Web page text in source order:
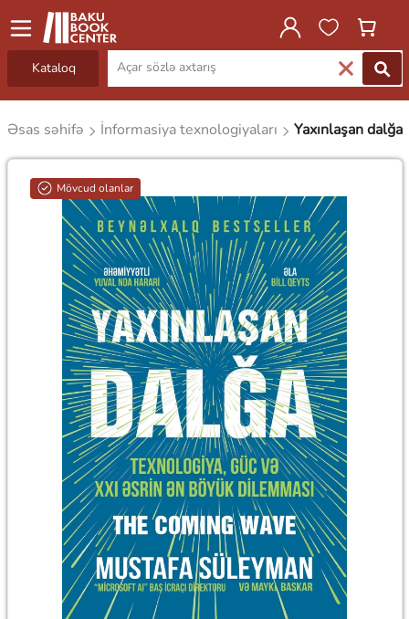
Kataloq
Əsas səhifə İnformasiya texnologiyaları Yaxınlaşan dalğa
Mövcud olanlar